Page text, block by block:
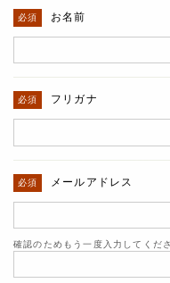
お名前
フリガナ
メールアドレス
確認のためもう一度入力してくだ